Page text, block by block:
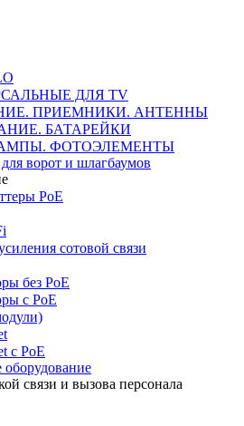
ДЛЯ TV
ПРИЕМНИКИ. АНТЕННЫ
БАТАРЕЙКИ
ФОТОЭЛЕМЕНТЫ
ворот и шлагбаумов
РоЕ
сотовой связи
без РоЕ
с РоЕ
с PoE
оборудование
связи и вызова персонала